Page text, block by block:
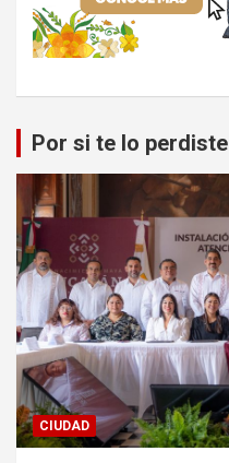
Por si te lo perdiste
CIUDAD